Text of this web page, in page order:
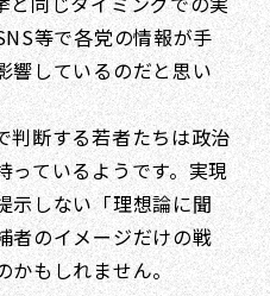
等で各党の情報が手
響しているのだと思い
判断する若者たちは政治
っているようです。実現
示しない「理想論に聞
者のイメージだけの戦
かもしれません。